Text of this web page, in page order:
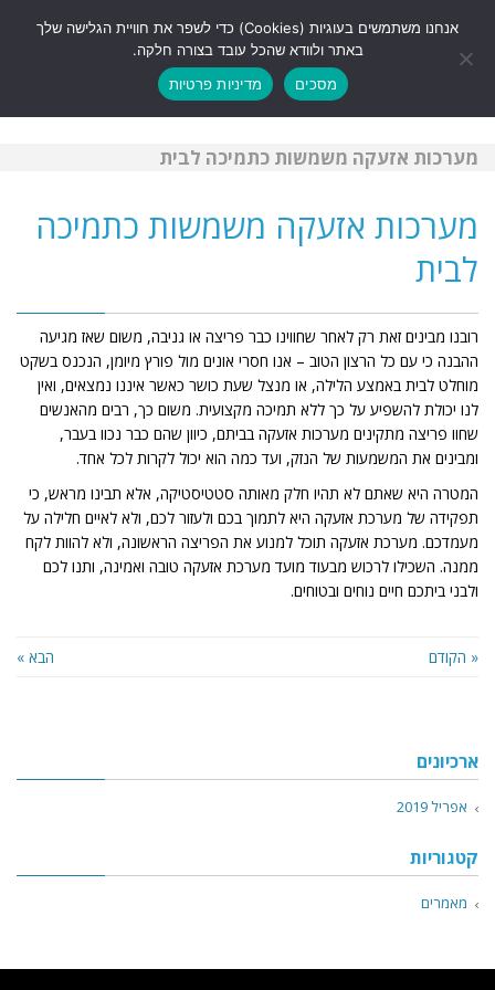
תפריט
מערכות אזעקה משמשות כתמיכה לבית
מערכות אזעקה משמשות כתמיכה
לבית
רובנו מבינים זאת רק לאחר שחווינו כבר פריצה או גניבה, משום שאז מגיעה
ההבנה כי עם כל הרצון הטוב – אנו חסרי אונים מול פורץ מיומן, הנכנס בשקט
מוחלט לבית באמצע הלילה, או מנצל שעת כושר כאשר איננו נמצאים, ואין
לנו יכולת להשפיע על כך ללא תמיכה מקצועית. משום כך, רבים מהאנשים
שחוו פריצה מתקינים מערכות אזעקה בביתם, כיוון שהם כבר נכוו בעבר,
ומבינים את המשמעות של הנזק, ועד כמה הוא יכול לקרות לכל אחד.
המטרה היא שאתם לא תהיו חלק מאותה סטטיסטיקה, אלא תבינו מראש, כי
תפקידה של מערכת אזעקה היא לתמוך בכם ולעזור לכם, ולא לאיים חלילה על
מעמדכם. מערכת אזעקה תוכל למנוע את הפריצה הראשונה, ולא להוות לקח
ממנה. השכילו לרכוש מבעוד מועד מערכת אזעקה טובה ואמינה, ותנו לכם
ולבני ביתכם חיים נוחים ובטוחים.
« הקודם הבא »
ארכיונים
אפריל 2019
קטגוריות
מאמרים
אנחנו משתמשים בעוגיות (Cookies) כדי לשפר את חוויית הגלישה שלך
באתר ולוודא שהכל עובד בצורה חלקה.
מסכים
מדיניות פרטיות